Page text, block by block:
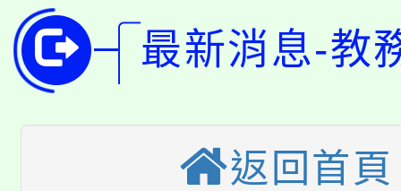
開!
115年桃園市運動會8/
田徑場及游泳池舉行。
桃園市低收入戶享有免
視費優惠，中低收入戶
半價優惠，詳情可洽有
份教師增能研習
大溪自造教育及科技
最新消息-教
返回首頁